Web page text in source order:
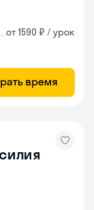
от 1590 ₽ / урок
время